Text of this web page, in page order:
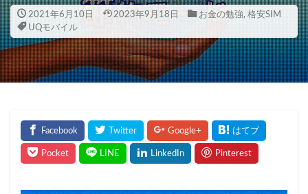
2021年6月10日 2023年9月18日 お金の勉強, 格安SIM
UQモバイル